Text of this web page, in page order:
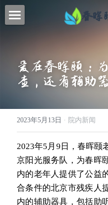
春晖
联系我们
关于我们
爱在春晖颐：
查，还有辅助
2023年5月13日 · 院内新闻
2023年5月9日，春晖颐
京阳光服务队，为春晖
内的老年人提供了公益
合条件的北京市残疾人
内的辅助器具，包括助